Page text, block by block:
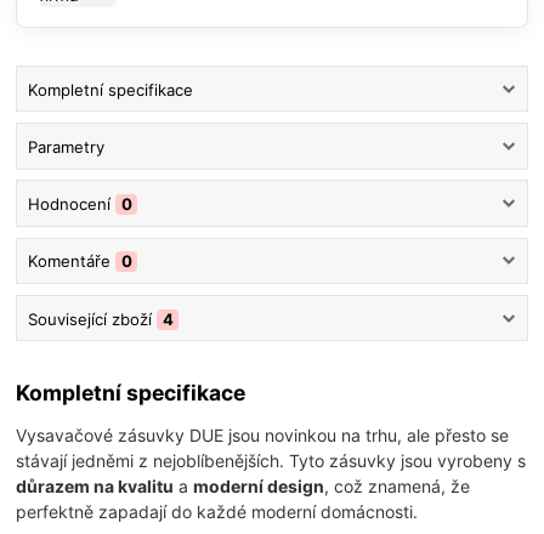
Kompletní specifikace
Parametry
Hodnocení 0
Komentáře 0
Související zboží 4
Kompletní specifikace
Vysavačové zásuvky DUE jsou novinkou na trhu, ale přesto se
stávají jedněmi z nejoblíbenějších. Tyto zásuvky jsou vyrobeny s
důrazem na kvalitu amoderní design, což znamená, že
perfektně zapadají do každé moderní domácnosti.